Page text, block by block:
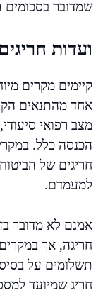
שמדובר בסכומים
ועדות
קיימים מקרים
אחד מהתנאים
מצב רפואי
הכנסה כלל.
חריגים של
למעמדם.
אמנם לא מדובר
חריגה, אך
תשלומים על
חריג שמיועד